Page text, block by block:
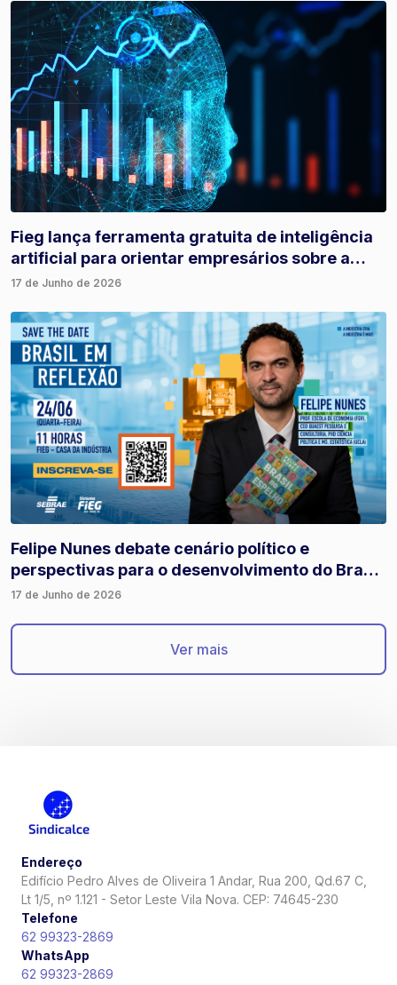
Fieg lança ferramenta gratuita de inteligência
artificial para orientar empresários sobre a
Reforma Tributária
17 de Junho de 2026
Felipe Nunes debate cenário político e
perspectivas para o desenvolvimento do Brasil
em evento na Fieg
17 de Junho de 2026
Ver mais
Endereço
Edifício Pedro Alves de Oliveira 1 Andar, Rua 200, Qd.67 C,
Lt 1/5, nº 1.121 - Setor Leste Vila Nova. CEP: 74645-230
Telefone
62 99323-2869
WhatsApp
62 99323-2869